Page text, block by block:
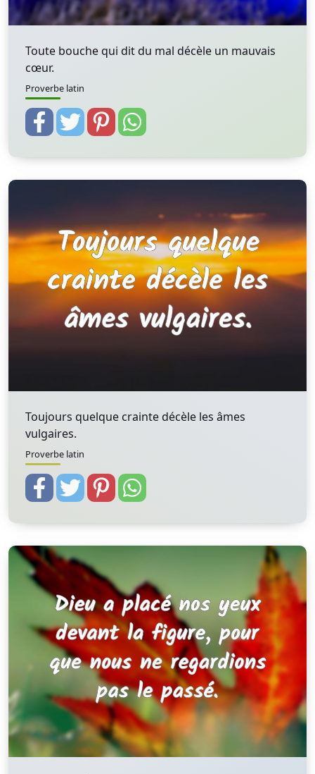
Toute bouche qui dit du mal décèle un mauvais
cœur.
Proverbe latin
Toujours quelque crainte décèle les âmes
vulgaires.
Proverbe latin